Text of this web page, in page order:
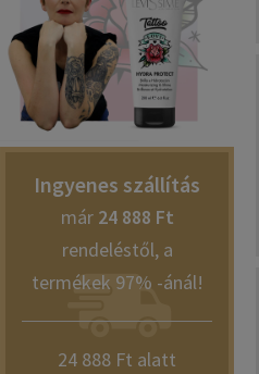
Ingyenes szállítás
már 24 888 Ft
rendeléstől, a
termékek 97% -ánál!
24 888 Ft alatt